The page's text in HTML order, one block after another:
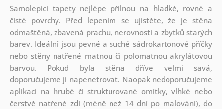
Samolepicí tapety nejlépe přilnou na hladké, rovné a
čisté povrchy. Před lepením se ujistěte, že je stěna
odmaštěná, zbavená prachu, nerovností a zbytků starých
barev. Ideální jsou pevné a suché sádrokartonové příčky
nebo stěny natřené matnou či polomatnou akrylátovou
barvou. Pokud byla stěna dříve velmi savá,
doporučujeme ji napenetrovat. Naopak nedoporučujeme
aplikaci na hrubé či strukturované omítky, vlhké nebo
čerstvě natřené zdi (méně než 14 dní po malování), do